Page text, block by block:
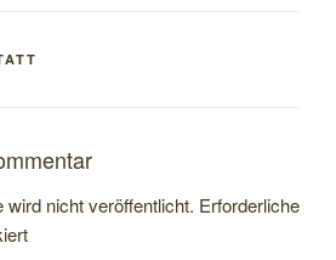
nicht veröffentlicht. Erforderliche